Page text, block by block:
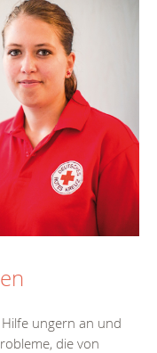
ungern an und
die von